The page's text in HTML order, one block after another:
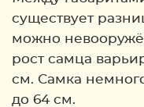
существует
можно
рост самца
см. Самка
до 64 см.